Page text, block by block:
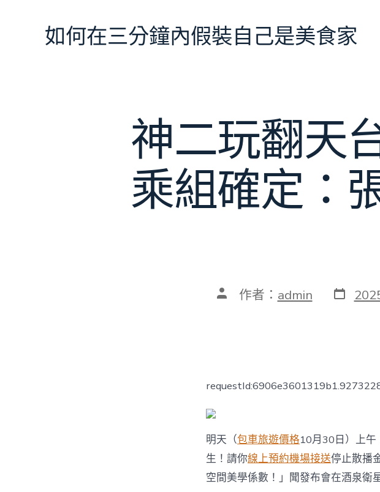
如何在三分鐘內假裝自己是美食家
神二玩翻天
乘組確定：
文 作者： admin 發
表
明天（包車旅遊價格10月30日）上午
生！請你線上預約機場接送停止散播
空間美學係數！」聞發布會在酒泉衛